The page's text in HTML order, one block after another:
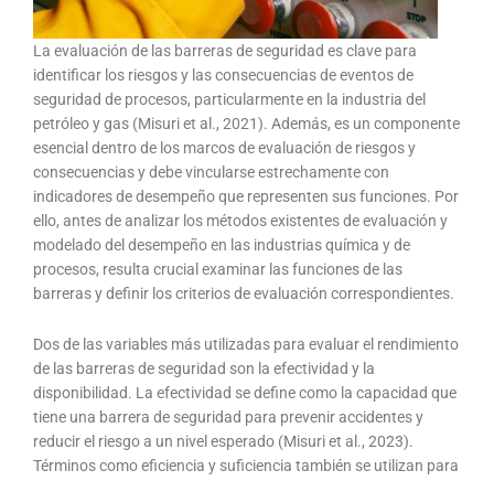
La evaluación de las barreras de seguridad es clave para
identificar los riesgos y las consecuencias de eventos de
seguridad de procesos, particularmente en la industria del
petróleo y gas (Misuri et al., 2021). Además, es un componente
esencial dentro de los marcos de evaluación de riesgos y
consecuencias y debe vincularse estrechamente con
indicadores de desempeño que representen sus funciones. Por
ello, antes de analizar los métodos existentes de evaluación y
modelado del desempeño en las industrias química y de
procesos, resulta crucial examinar las funciones de las
barreras y definir los criterios de evaluación correspondientes.
Dos de las variables más utilizadas para evaluar el rendimiento
de las barreras de seguridad son la efectividad y la
disponibilidad. La efectividad se define como la capacidad que
tiene una barrera de seguridad para prevenir accidentes y
reducir el riesgo a un nivel esperado (Misuri et al., 2023).
Términos como eficiencia y suficiencia también se utilizan para